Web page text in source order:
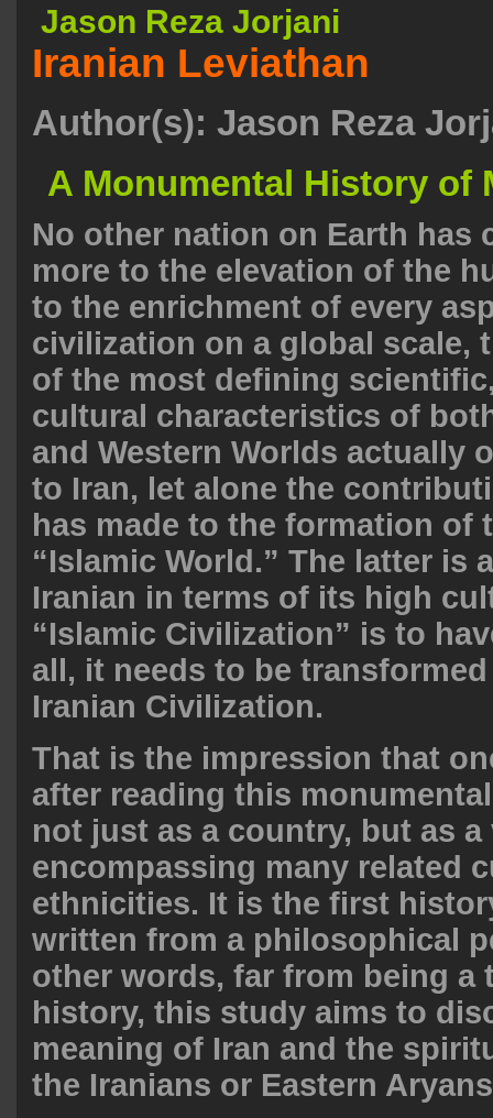
Jason Reza Jorjani
Iranian Leviathan
Author(s): Jason Reza
A Monumental History of
No other nation on Earth has
more to the elevation of the
to the enrichment of every
civilization on a global scale,
of the most defining
cultural characteristics of
and Western Worlds actually
to Iran, let alone the
has made to the formation of
“Islamic World.” The latter is
Iranian in terms of its high
“Islamic Civilization” is to
all, it needs to be
Iranian Civilization.
That is the impression that
after reading this
not just as a country, but as
encompassing many related
ethnicities. It is the first
written from a philosophical
other words, far from being a
history, this study aims to
meaning of Iran and the
the Iranians or Eastern